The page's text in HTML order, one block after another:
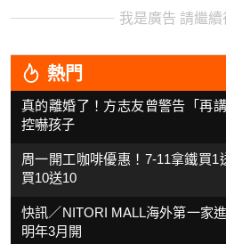
我是廣告 請繼續
熱門
真的離婚了！方志友曾警告「再
控嚇孩子
周一開工咖啡優惠！7-11拿鐵買
買10送10
快訊／NITORI MALL海外第一家
明年3月開